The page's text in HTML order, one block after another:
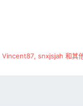
Vincent87, snxjsjah 和其